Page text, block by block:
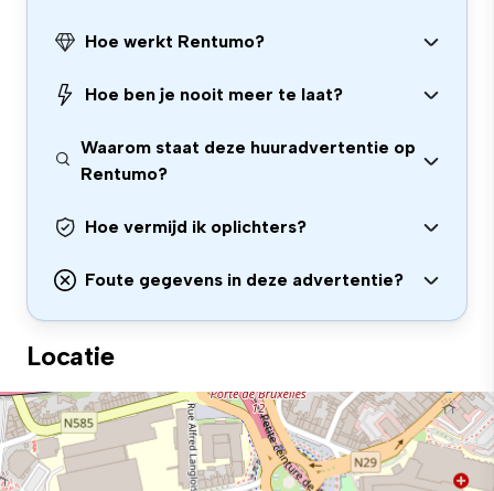
Hoe werkt Rentumo?
Hoe ben je nooit meer te laat?
Waarom staat deze huuradvertentie op
Rentumo?
Hoe vermijd ik oplichters?
Foute gegevens in deze advertentie?
Locatie